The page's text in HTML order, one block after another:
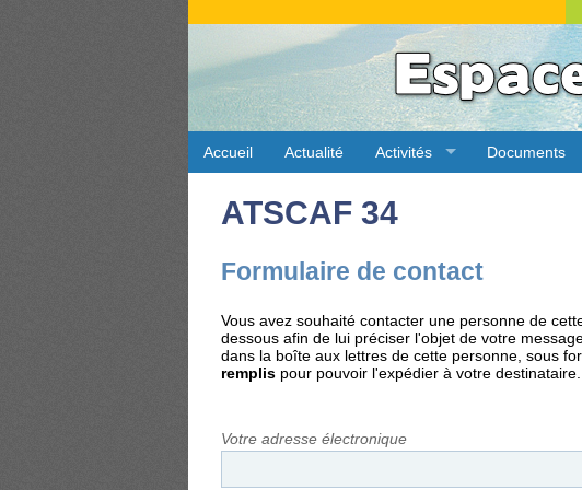
Accueil Actualité Activités Documents
ATSCAF 34
Formulaire de contact
Vous avez souhaité contacter une personne de
dessous afin de lui préciser l'objet de votre
dans la boîte aux lettres de cette personne, sous
remplis pour pouvoir l'expédier à votre destinataire.
Votre adresse électronique